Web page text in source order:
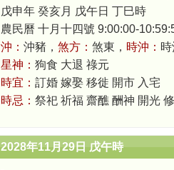
戊申年 癸亥月 戊午日 丁巳時
農民曆 十月十四號 9:00:00-
沖： 沖豬， 煞方： 煞東， 時沖：
星神： 狗食 大退 祿元
時宜： 訂婚 嫁娶 移徙 開市 入宅
時忌： 祭祀 祈福 齋醮 酬神 開光
2028年11月29日 戊午時